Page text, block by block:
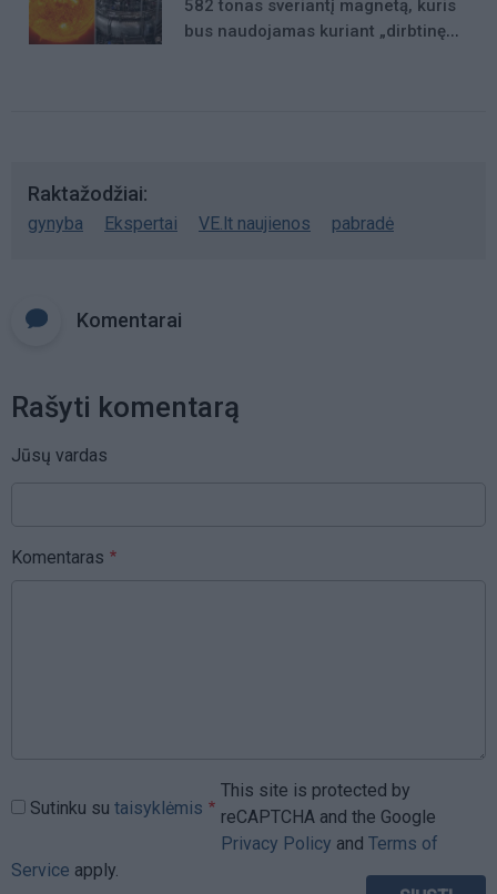
582 tonas sveriantį magnetą, kuris
bus naudojamas kuriant „dirbtinę
Raktažodžiai
gynyba Ekspertai VE.lt naujienos pabradė
Komentarai
Rašyti komentarą
Jūsų vardas
Komentaras
Sutinku su taisyklėmis
This site is protected by
reCAPTCHA and the Google
Privacy Policy and Terms of
Service apply.